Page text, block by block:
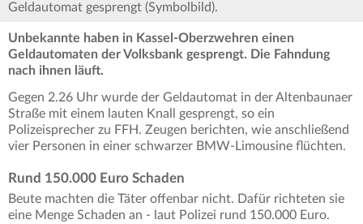
Geldautomat gesprengt (Symbolbild).
Unbekannte haben in Kassel-Oberzwehren einen
Geldautomaten der Volksbank gesprengt. Die Fahndung
nach ihnen läuft.
Gegen 2.26 Uhr wurde der Geldautomat in der Altenbaunaer
Straße mit einem lauten Knall gesprengt, so ein
Polizeisprecher zu FFH. Zeugen berichten, wie anschließend
vier Personen in einer schwarzer BMW-Limousine flüchten.
Rund 150.000 Euro Schaden
Beute machten die Täter offenbar nicht. Dafür richteten sie
eine Menge Schaden an - laut Polizei rund 150.000 Euro.